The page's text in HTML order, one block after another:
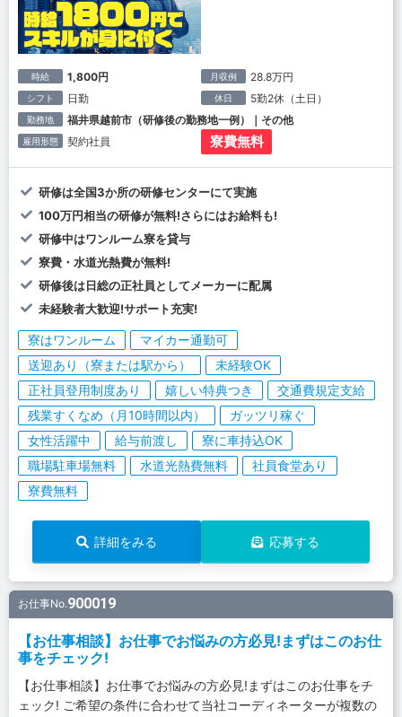
時給 1,800円 月収例 28.8万円
シフト 日勤 休日 5勤2休（土日）
勤務地 福井県越前市（研修後の勤務地一例）｜その他
雇用形態 契約社員 寮費無料
研修は全国3か所の研修センターにて実施
100万円相当の研修が無料!さらにはお給料も!
研修中はワンルーム寮を貸与
寮費・水道光熱費が無料!
研修後は日総の正社員としてメーカーに配属
未経験者大歓迎!サポート充実!
寮はワンルーム
マイカー通勤可
送迎あり（寮または駅から）
未経験OK
正社員登用制度あり
嬉しい特典つき
交通費規定支給
残業すくなめ（月10時間以内）
ガッツリ稼ぐ
女性活躍中
給与前渡し
寮に車持込OK
職場駐車場無料
水道光熱費無料
社員食堂あり
寮費無料
詳細をみる 応募する
お仕事No.900019
【お仕事相談】お仕事でお悩みの方必見!まずはこのお仕
事をチェック!
【お仕事相談】お仕事でお悩みの方必見!まずはこのお仕事をチ
ェック! ご希望の条件に合わせて当社コーディネーターが複数の